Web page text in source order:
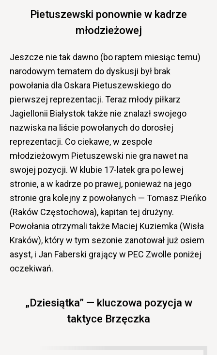
Pietuszewski ponownie w kadrze
młodzieżowej
Jeszcze nie tak dawno (bo raptem miesiąc temu)
narodowym tematem do dyskusji był brak
powołania dla Oskara Pietuszewskiego do
pierwszej reprezentacji. Teraz młody piłkarz
Jagiellonii Białystok także nie znalazł swojego
nazwiska na liście powołanych do dorosłej
reprezentacji. Co ciekawe, w zespole
młodzieżowym Pietuszewski nie gra nawet na
swojej pozycji. W klubie 17-latek gra po lewej
stronie, a w kadrze po prawej, ponieważ na jego
stronie gra kolejny z powołanych — Tomasz Pieńko
(Raków Częstochowa), kapitan tej drużyny.
Powołania otrzymali także Maciej Kuziemka (Wisła
Kraków), który w tym sezonie zanotował już osiem
asyst, i Jan Faberski grający w PEC Zwolle poniżej
oczekiwań.
„Dziesiątka” — kluczowa pozycja w
taktyce Brzęczka